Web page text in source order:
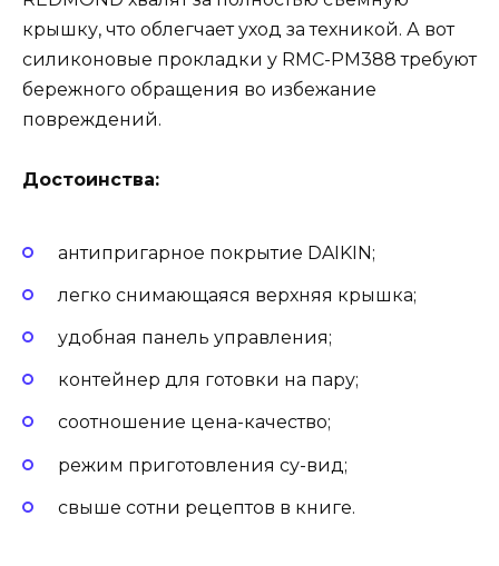
крышку, что облегчает уход за техникой. А вот
силиконовые прокладки у RMC-PM388 требуют
бережного обращения во избежание
повреждений.
Достоинства:
антипригарное покрытие DAIKIN;
легко снимающаяся верхняя крышка;
удобная панель управления;
контейнер для готовки на пару;
соотношение цена-качество;
режим приготовления су-вид;
свыше сотни рецептов в книге.